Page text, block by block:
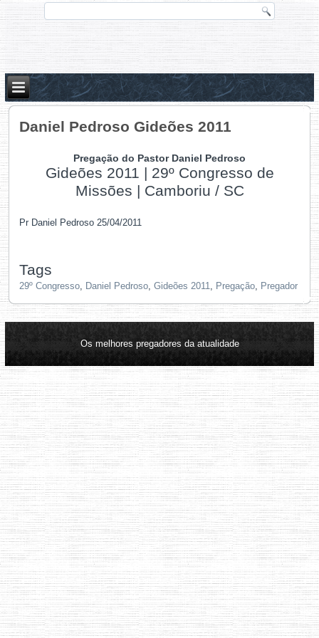
Daniel Pedroso Gideões 2011
Pregação do Pastor Daniel Pedroso
Gideões 2011 | 29º Congresso de
Missões | Camboriu / SC
Pr Daniel Pedroso 25/04/2011
Tags
29º Congresso, Daniel Pedroso,Gideões 2011, Pregação, Pregador
Os melhores pregadores da atualidade